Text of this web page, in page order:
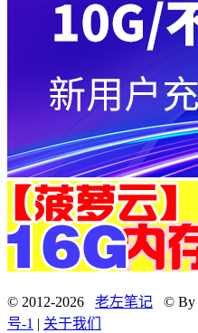
© 2012-2026 老左笔记 © By
号-1 | 关于我们